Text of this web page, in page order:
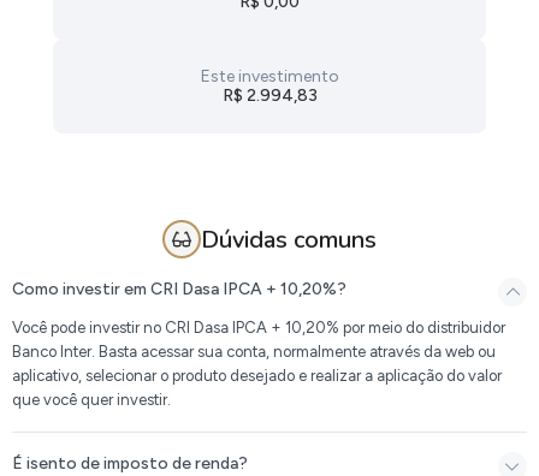
Este investimento
R$ 2.994,83
Dúvidas comuns
Como investir em CRI Dasa IPCA + 10,20%?
Você pode investir no CRI Dasa IPCA + 10,20% por meio do distribuidor
Banco Inter. Basta acessar sua conta, normalmente através da web ou
aplicativo, selecionar o produto desejado e realizar a aplicação do valor
que você quer investir.
É isento de imposto de renda?